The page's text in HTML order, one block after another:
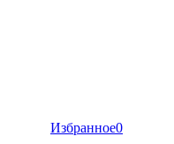
Избранное0